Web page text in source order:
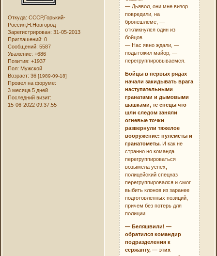
Откуда: СССР,Горький-
Россия,Н.Новгород
Зарегистрирован: 31-05-2013
Приглашений: 0
Сообщений: 5587
Уважение: +686
Позитив: +1937
Пол: Мужской
Возраст: 36[1989-09-18]
Провел на форуме:
3 месяца 5 дней
Последний визит:
15-06-2022 09:37:55
— Дьявол, они мне визор
повредили, на
бронешлеме, —
откликнулся один из
бойцов.
— Нас явно ждали, —
подытожил майор, —
перегруппировываемся.
Бойцы в первых рядах
начали закидывать врага
наступательными
гранатами и дымовыми
шашками, те спецы что
шли следом заняли
огневые точки
развернули тяжелое
вооружение: пулеметы и
гранатометы. И как не
странно но команда
перегруппироваться
возымела успех,
полицейский спецназ
перегруппировался и смог
выбить клонов из заранее
подготовленных позиций,
причем без потерь для
полиции.
— Беляшвили! —
обратился командир
подразделения к
сержанту, — этих